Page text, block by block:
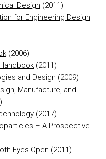
Design (2011)
for Engineering Design
(2006)
(2011)
and Design (2009)
Manufacture, and
(2017)
– A Prospective
Eyes Open (2011)